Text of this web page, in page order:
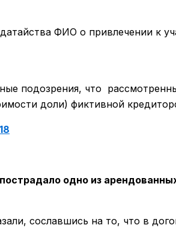
ФИО о привлечении к
подозрения, что
доли) фиктивной
одно из
сославшись на то, что в